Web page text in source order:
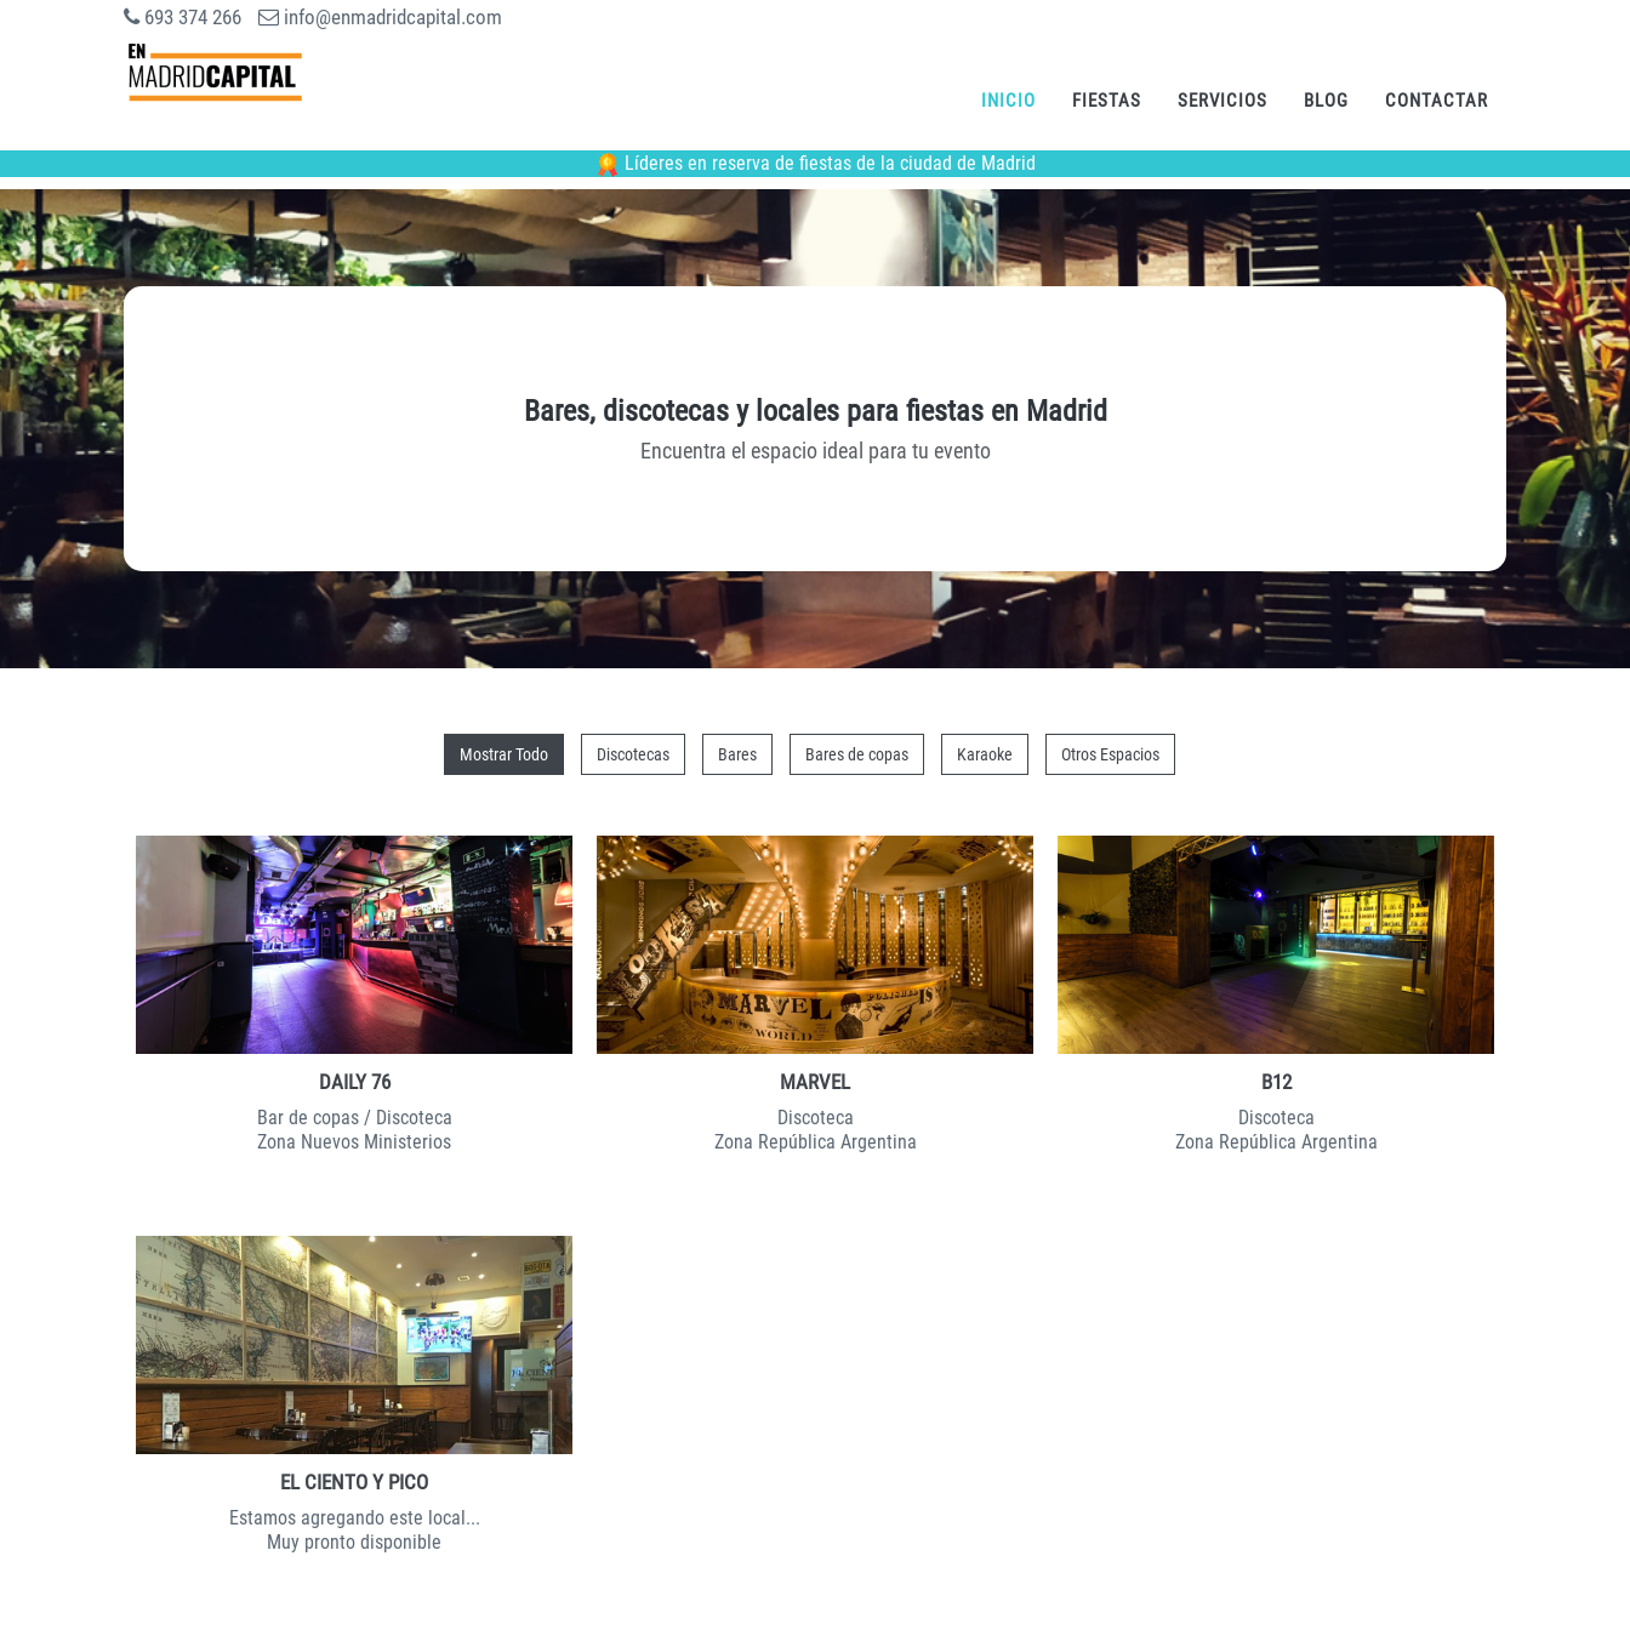
693 374 266 info@enmadridcapital.com
INICIO FIESTAS SERVICIOS BLOG CONTACTAR
Líderes en reserva de fiestas de la ciudad de Madrid
Bares, discotecas y locales para fiestas en Madrid
Encuentra el espacio ideal para tu evento
Mostrar Todo Discotecas Bares Bares de copas Karaoke Otros Espacios
DETALLES RESERVAR
DAILY 76
Bar de copas / Discoteca
Zona Nuevos Ministerios
DETALLES RESERVAR
MARVEL
Discoteca
Zona República Argentina
DETALLES RESERVAR
B12
Discoteca
Zona República Argentina
DETALLES RESERVAR
EL CIENTO Y PICO
Estamos agregando este local...
Muy pronto disponible